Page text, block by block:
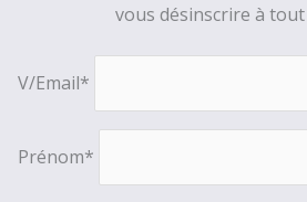
vous désinscrire à
V/Email*
Prénom*